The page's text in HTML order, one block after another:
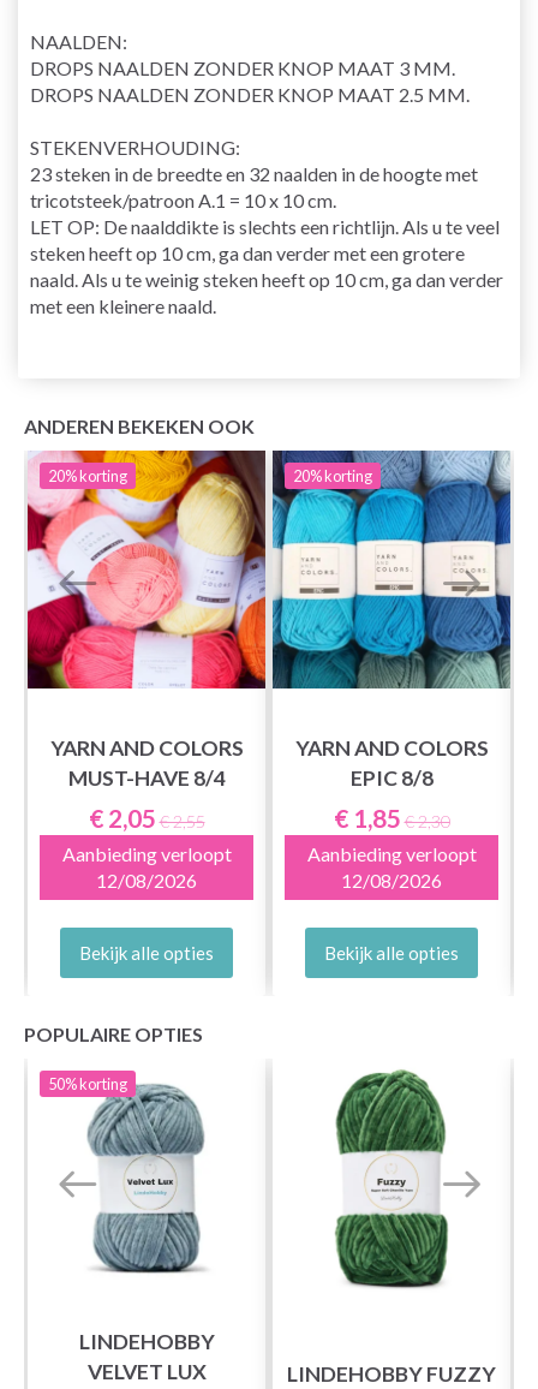
NAALDEN:
DROPS NAALDEN ZONDER KNOP MAAT 3 MM.
DROPS NAALDEN ZONDER KNOP MAAT 2.5 MM.
STEKENVERHOUDING:
23 steken in de breedte en 32 naalden in de hoogte met
tricotsteek/patroon A.1 = 10 x 10 cm.
LET OP: De naalddikte is slechts een richtlijn. Als u te veel
steken heeft op 10 cm, ga dan verder met een grotere
naald. Als u te weinig steken heeft op 10 cm, ga dan verder
met een kleinere naald.
ANDEREN BEKEKEN OOK
20%korting
YARN AND COLORS
MUST-HAVE 8/4
€ 2,05 € 2,55
Aanbieding verloopt
12/08/2026
Bekijk alle opties
20%korting
YARN AND COLORS
EPIC 8/8
€ 1,85 € 2,30
Aanbieding verloopt
12/08/2026
Bekijk alle opties
POPULAIRE OPTIES
50%korting
LINDEHOBBY
VELVET LUX
LINDEHOBBY FUZZY